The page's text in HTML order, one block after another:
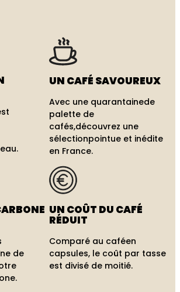
Demander un devis
UN CAFÉ SAVOUREUX
Avec une quarantainede
palette de
cafés,découvrez une
sélectionpointue et inédite
en France.
de
UN COÛT DU CAFÉ
RÉDUIT
Comparé au caféen
capsules, le coût par tasse
est divisé de moitié.